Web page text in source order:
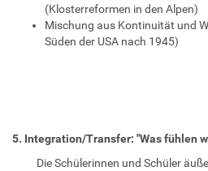
(Klosterreformen in den Alpen)
Mischung aus Kontinuität und
Süden der USA nach 1945)
5. Integration/Transfer: "Was fühlen
Die Schülerinnen und Schüler